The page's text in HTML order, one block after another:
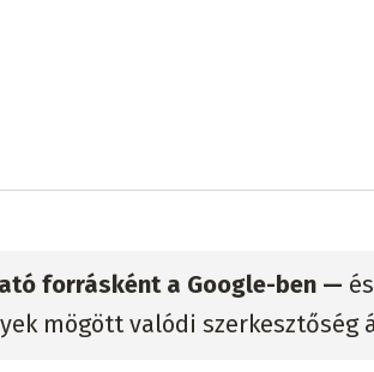
forrásként a Google-ben —
mögött valódi szerkesztőség